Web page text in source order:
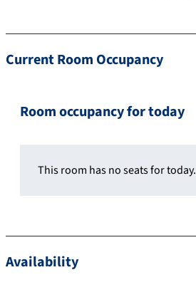
Current Room Occupancy
Room occupancy for today
This room has no seats for today.
Availability